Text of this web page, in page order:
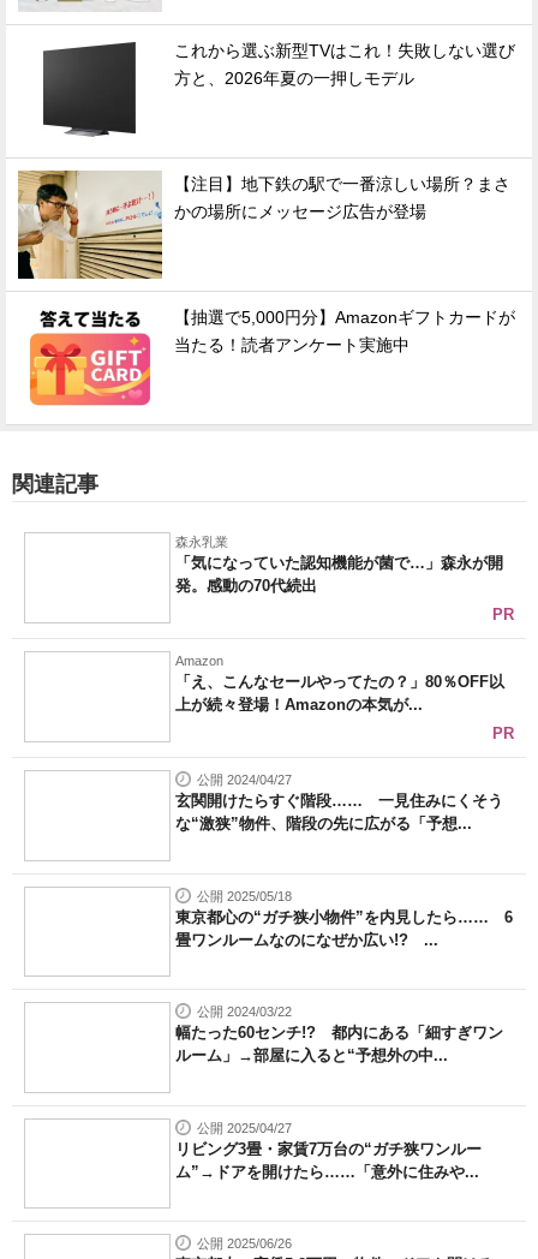
これから選ぶ新型TVはこれ！失敗しない選び
方と、2026年夏の一押しモデル
【注目】地下鉄の駅で一番涼しい場所？まさ
かの場所にメッセージ広告が登場
【抽選で5,000円分】Amazonギフトカードが
当たる！読者アンケート実施中
関連記事
森永乳業
「気になっていた認知機能が菌で…」森永が開
発。感動の70代続出
PR
Amazon
「え、こんなセールやってたの？」80％OFF以
上が続々登場！Amazonの本気が...
PR
公開 2024/04/27
玄関開けたらすぐ階段…… 一見住みにくそう
な“激狭”物件、階段の先に広がる「予想...
公開 2025/05/18
東京都心の“ガチ狭小物件”を内見したら…… 6
畳ワンルームなのになぜか広い!? ...
公開 2024/03/22
幅たった60センチ!? 都内にある「細すぎワン
ルーム」→部屋に入ると“予想外の中...
公開 2025/04/27
リビング3畳・家賃7万台の“ガチ狭ワンルー
ム”→ドアを開けたら……「意外に住みや...
公開 2025/06/26